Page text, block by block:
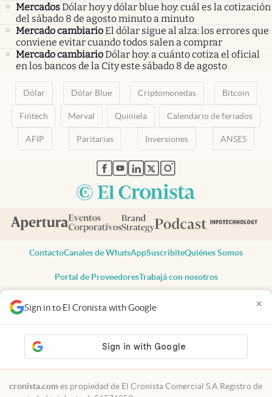
Sign in to El Cronista with Google ×
MercadosDólar hoy y dólar blue hoy: cuál es la cotización
del sábado 8 de agosto minuto a minuto
Mercado cambiarioEl dólar sigue al alza: los errores que
conviene evitar cuando todos salen a comprar
Mercado cambiarioDólar hoy: a cuánto cotiza el oficial
en los bancos de la City este sábado 8 de agosto
Dólar Dólar Blue Criptomonedas Bitcoin
Fintech Merval Quiniela Calendario de feriados
AFIP Paritarias Inversiones ANSES
abre en nueva pestaña
abre en nueva pestaña
abre en nueva pestaña
abre en nueva pestaña
abre en nueva pestaña
ContactoCanales de WhatsAppSuscribiteQuiénes Somos
Portal de ProveedoresTrabajá con nosotros
Todos los derechos reservados
Privacidad
Consentimiento
Tel:+54 11 7078-3270
cronista.com es propiedad de El Cronista Comercial S.A Registro de